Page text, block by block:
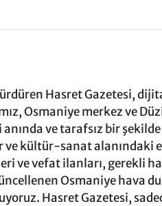
Hasret Gazetesi,
Osmaniye merkez ve
ve tarafsız bir şekilde
ve kültür-sanat alanındaki
ve vefat ilanları, gerekli
Osmaniye hava
Hasret Gazetesi,